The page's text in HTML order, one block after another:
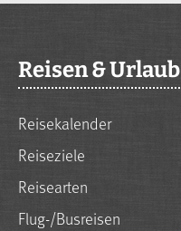
Reisen & Urlaub
Reisekalender
Reiseziele
Reisearten
Flug-/Busreisen